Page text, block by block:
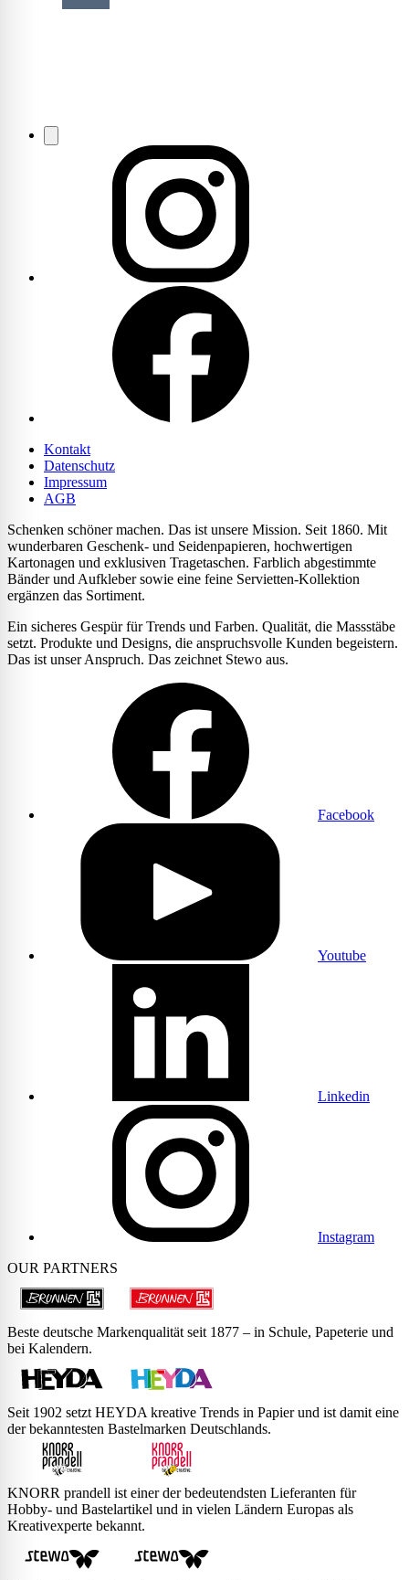
Kontakt
Datenschutz
Impressum
AGB
Schenken schöner machen. Das ist unsere Mission. Seit 1860. Mit
wunderbaren Geschenk- und Seidenpapieren, hochwertigen
Kartonagen und exklusiven Tragetaschen. Farblich abgestimmte
Bänder und Aufkleber sowie eine feine Servietten-Kollektion
ergänzen das Sortiment.
Ein sicheres Gespür für Trends und Farben. Qualität, die Massstäbe
setzt. Produkte und Designs, die anspruchsvolle Kunden begeistern.
Das ist unser Anspruch. Das zeichnet Stewo aus.
Facebook
Youtube
Linkedin
Instagram
OUR PARTNERS
Beste deutsche Markenqualität seit 1877 – in Schule, Papeterie und
bei Kalendern.
Seit 1902 setzt HEYDA kreative Trends in Papier und ist damit eine
der bekanntesten Bastelmarken Deutschlands.
KNORR prandell ist einer der bedeutendsten Lieferanten für
Hobby- und Bastelartikel und in vielen Ländern Europas als
Kreativexperte bekannt.